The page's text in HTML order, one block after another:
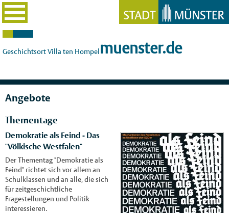
Geschichtsort Villa ten Hompel muenster.de
Angebote
Thementage
Demokratie als Feind - Das
"Völkische Westfalen"
Der Thementag "Demokratie als
Feind" richtet sich vor allem an
Schulklassen und an alle, die sich
für zeitgeschichtliche
Fragestellungen und Politik
interessieren.